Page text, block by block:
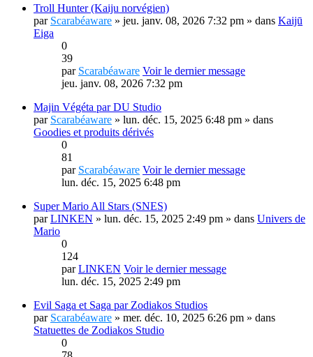
Troll Hunter (Kaiju norvégien)
par Scarabéaware » jeu. janv. 08, 2026 7:32 pm » dans Kaijū
Eiga
0
39
par Scarabéaware Voir le dernier message
jeu. janv. 08, 2026 7:32 pm
Majin Végéta par DU Studio
par Scarabéaware » lun. déc. 15, 2025 6:48 pm » dans
Goodies et produits dérivés
0
81
par Scarabéaware Voir le dernier message
lun. déc. 15, 2025 6:48 pm
Super Mario All Stars (SNES)
parLINKEN » lun. déc. 15, 2025 2:49 pm » dans Univers de
Mario
0
124
parLINKEN Voir le dernier message
lun. déc. 15, 2025 2:49 pm
Evil Saga et Saga par Zodiakos Studios
par Scarabéaware » mer. déc. 10, 2025 6:26 pm » dans
Statuettes de Zodiakos Studio
0